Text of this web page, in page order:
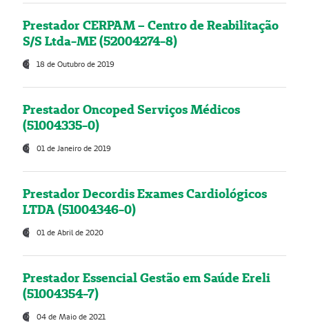
Prestador CERPAM – Centro de Reabilitação
S/S Ltda-ME (52004274-8)
18 de Outubro de 2019
Prestador Oncoped Serviços Médicos
(51004335-0)
01 de Janeiro de 2019
Prestador Decordis Exames Cardiológicos
LTDA (51004346-0)
01 de Abril de 2020
Prestador Essencial Gestão em Saúde Ereli
(51004354-7)
04 de Maio de 2021